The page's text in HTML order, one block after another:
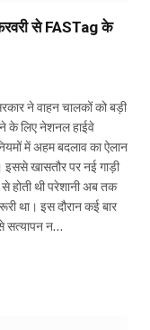
से FASTag के
ने वाहन चालकों को बड़ी
के लिए नेशनल हाईवे
में अहम बदलाव का ऐलान
इससे खासतौर पर नई गाड़ी
होती थी परेशानी अब तक
था। इस दौरान कई बार
से सत्यापन न…